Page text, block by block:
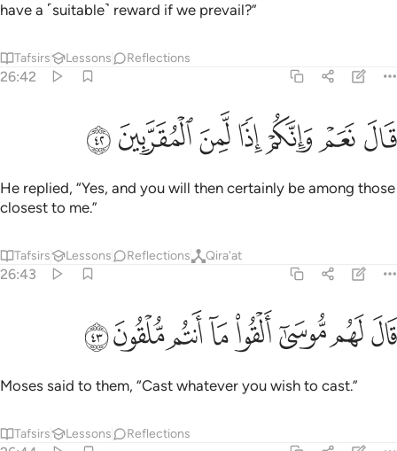
have a ˹suitable˺ reward if we prevail?”
Tafsirs Lessons Reflections
26:42
قال نعم وانكم اذا لمن المقربين ٤٢
قَالَ نَعَمْ وَإِنَّكُمْ إِذًۭا لَّمِنَ ٱلْمُقَرَّبِينَ ٤٢
ﱖﱗﱘﱙﱚﱛﱜ
He replied, “Yes, and you will then certainly be among those
closest to me.”
Tafsirs Lessons Reflections Qira'at
26:43
قال لهم موسى القوا ما انتم ملقون ٤٣
قَالَ لَهُم مُّوسَىٰٓ أَلْقُوا۟ مَآ أَنتُم مُّلْقُونَ ٤٣
ﱝﱞﱟﱠﱡﱢﱣﱤ
Moses said to them, “Cast whatever you wish to cast.”
Tafsirs Lessons Reflections